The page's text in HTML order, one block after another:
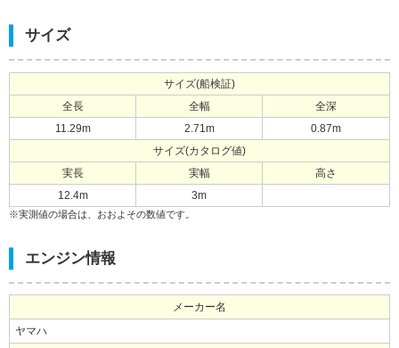
サイズ
サイズ(船検証)
全長
全幅
全深
11.29m
2.71m
0.87m
サイズ(カタログ値)
実長
実幅
高さ
12.4m
3m
※実測値の場合は、おおよその数値です。
エンジン情報
メーカー名
ヤマハ